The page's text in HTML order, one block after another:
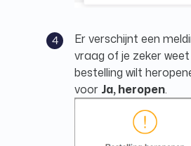
Er verschijnt een
vraag of je zeker
bestelling wilt
voor Ja, heropen.